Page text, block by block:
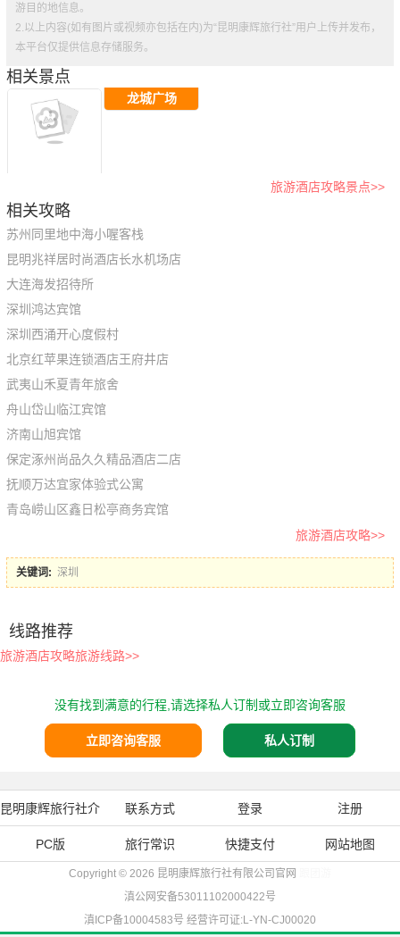
游目的地信息。
2.以上内容(如有图片或视频亦包括在内)为“昆明康辉旅行社”用户上传并发布，
本平台仅提供信息存储服务。
相关景点
龙城广场
旅游酒店攻略景点>>
相关攻略
苏州同里地中海小喔客栈
昆明兆祥居时尚酒店长水机场店
大连海发招待所
深圳鸿达宾馆
深圳西涌开心度假村
北京红苹果连锁酒店王府井店
武夷山禾夏青年旅舍
舟山岱山临江宾馆
济南山旭宾馆
保定涿州尚品久久精品酒店二店
抚顺万达宜家体验式公寓
青岛崂山区鑫日松亭商务宾馆
旅游酒店攻略>>
关键词: 深圳
线路推荐
旅游酒店攻略旅游线路>>
没有找到满意的行程,请选择私人订制或立即咨询客服
立即咨询客服 私人订制
昆明康辉旅行社介
绍
联系方式 登录 注册
PC版 旅行常识 快捷支付 网站地图
Copyright © 2026 昆明康辉旅行社有限公司官网
滇公网安备53011102000422号
滇ICP备10004583号 经营许可证:L-YN-CJ00020